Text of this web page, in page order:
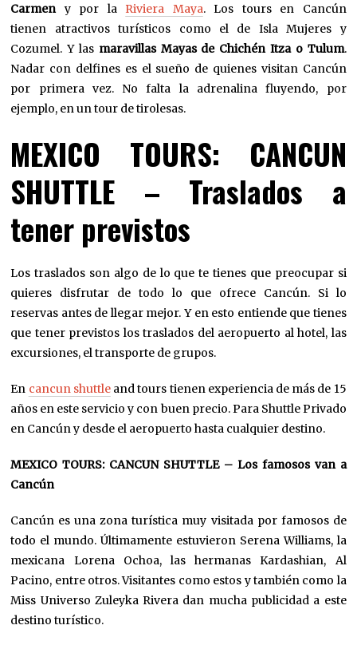
Carmeny por la Riviera Maya. Los tours en Cancún
tienen atractivos turísticos como el de Isla Mujeres y
Cozumel. Y las maravillas Mayas de Chichén Itza o Tulum.
Nadar con delfines es el sueño de quienes visitan Cancún
por primera vez. No falta la adrenalina fluyendo, por
ejemplo, en un tour de tirolesas.
MEXICO TOURS: CANCUN
SHUTTLE – Traslados a
tener previstos
Los traslados son algo de lo que te tienes que preocupar si
quieres disfrutar de todo lo que ofrece Cancún. Si lo
reservas antes de llegar mejor. Y en esto entiende que tienes
que tener previstos los traslados del aeropuerto al hotel, las
excursiones, el transporte de grupos.
En cancun shuttleand tours tienen experiencia de más de 15
años en este servicio y con buen precio. Para Shuttle Privado
en Cancún y desde el aeropuerto hasta cualquier destino.
MEXICO TOURS: CANCUN SHUTTLE – Los famosos van a
Cancún
Cancún es una zona turística muy visitada por famosos de
todo el mundo. Últimamente estuvieron Serena Williams, la
mexicana Lorena Ochoa, las hermanas Kardashian, Al
Pacino, entre otros. Visitantes como estos y también como la
Miss Universo Zuleyka Rivera dan mucha publicidad a este
destino turístico.